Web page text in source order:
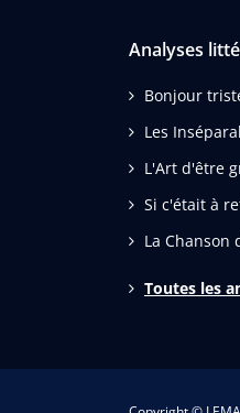
Analyses
Bonjour
Les
L'Art d'être
Si c'était à
La Chanson
Toutes les